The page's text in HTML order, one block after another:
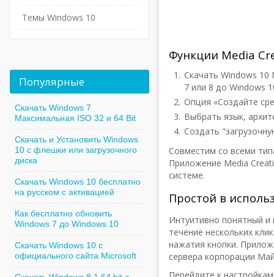
Функции Media
Скачать Windows
7 или 8 до Windows
Опция «Создайте
Выбрать язык,
Создать
Совместим со всеми
Приложение Media
системе.
Простой в
Интуитивно понятный и
течение нескольких
нажатия кнопки.
сервера корпорации
Темы Windows 10
Популярные
Скачать Windows 7
Максимальная ISO 32 и 64 Bit
Скачать и Установить Windows
10 с флешки или загрузочного
диска
Скачать Windows 10 бесплатно
на русском с активацией
Как бесплатно обновить
Windows 7 до Windows 10
Скачать Windows 10 с
официального сайта Microsoft